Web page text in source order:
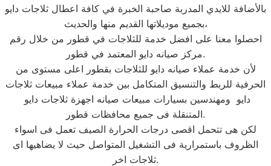
بالأضافة للايدي المدربة صاحبة الخبرة في كافة اعطال ثلاجات دايو
بجميع موديلاتها القديم منها والحديث،
احصلوا معنا على افضل خدمة للثلاجات في قطور من خلال رقم
مركز صيانه دايو المعتمد في قطور.
لأن خدمة عملاء صيانه دايو للثلاجات بقطور اعلى مستوى من
الحرفية للربط والتنسيق المتكامل بين خدمة عملاء مبيعات ثلاجات
دايو ومهندسين بسيارات مبيعات صيانه اجهزة ثلاجات دايو
المتنقلة فى جميع محافظات قطور.
لكن هى تتحمل اقصى درجات الحرارة الصيف تعمل فى اسواء
الظروف باستمرارية فى التشغيل المتواصل حيث لا يضاهيها اى
ثلاجات اخر.